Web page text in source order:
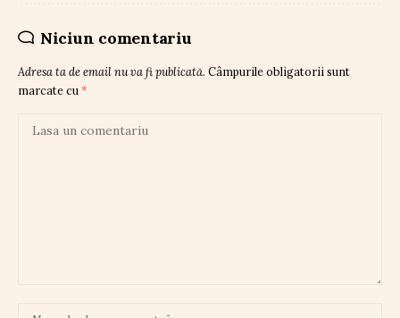
Niciun comentariu
Adresa ta de email nu va fi publicată. Câmpurile obligatorii sunt
marcate cu *